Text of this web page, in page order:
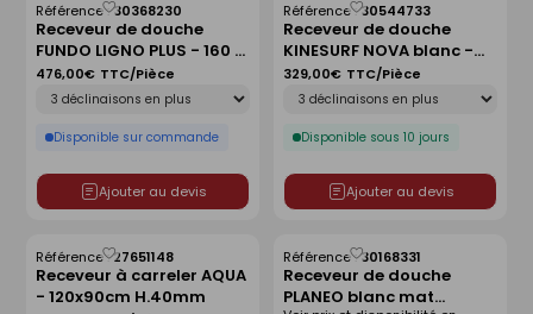
Receveur de douche
FUNDO LIGNO PLUS - 160 x
90 cm
Référence :30368230
Disponible sur commande
476,00€ TTC/Pièce
Ajouter au devis
Enregistrer
comme
liste
Receveur de douche
KINESURF NOVA blanc -
90x90 cm
Référence :30544733
Disponible sous 10 jours
329,00€ TTC/Pièce
Ajouter au devis
Enregistrer
comme
liste
Receveur à carreler AQUA
- 120x90cm H.40mm
Référence :27651148
Enregistrer
comme
liste
Receveur de douche
PLANEO blanc mat
Référence :30168331
Enregistrer
comme
liste